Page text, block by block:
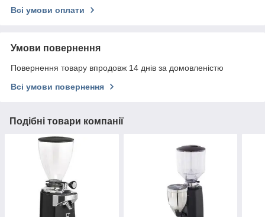
Всі умови оплати
Умови повернення
Повернення товару впродовж 14 днів за домовленістю
Всі умови повернення
Подібні товари компанії